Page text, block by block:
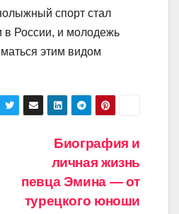
спорт стал
России, и молодежь
этим видом
Биография и
личная жизнь
певца Эмина — от
турецкого юноши